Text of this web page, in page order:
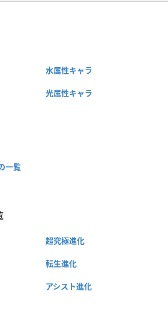
水属性キャラ
光属性キャラ
一覧
超究極進化
転生進化
アシスト進化